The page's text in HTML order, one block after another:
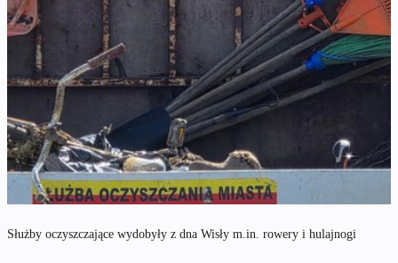
Służby oczyszczające wydobyły z dna Wisły m.in. rowery i hulajnogi